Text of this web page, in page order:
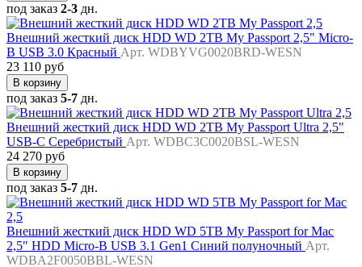
под заказ 2-3 дн.
Внешний жесткий диск HDD WD 2TB My Passport 2,5" Micro-
B USB 3.0 Красный Арт. WDBYVG0020BRD-WESN
23 110 руб
В корзину
под заказ 5-7 дн.
Внешний жесткий диск HDD WD 2TB My Passport Ultra 2,5"
USB-C Серебристый Арт. WDBC3C0020BSL-WESN
24 270 руб
В корзину
под заказ 5-7 дн.
Внешний жесткий диск HDD WD 5TB My Passport for Mac
2,5" HDD Micro-B USB 3.1 Gen1 Синий полуночный Арт.
WDBA2F0050BBL-WESN